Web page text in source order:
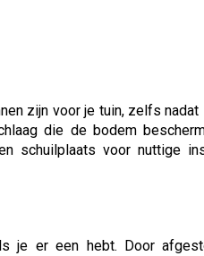
zijn voor je tuin, zelfs
die de bodem
schuilplaats voor nuttige
je er een hebt. Door